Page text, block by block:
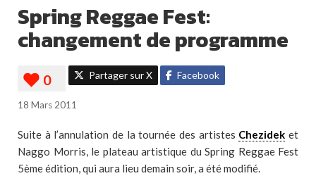
Spring Reggae Fest:
changement de programme
Partager sur X Facebook
18 Mars 2011
Suite à l’annulation de la tournée des artistes Chezidek et
Naggo Morris, le plateau artistique du Spring Reggae Fest
5ème édition, qui aura lieu demain soir, a été modifié.